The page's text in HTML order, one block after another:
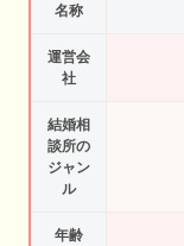
名称
運営会
社
結婚相
談所の
ジャン
ル
年齢